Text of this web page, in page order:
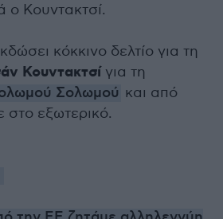
ο Κουντακτσί.
κόκκινο δελτίο για τη
Κουντακτσίγια τη
Σολωμού και από
στο εξωτερικό.